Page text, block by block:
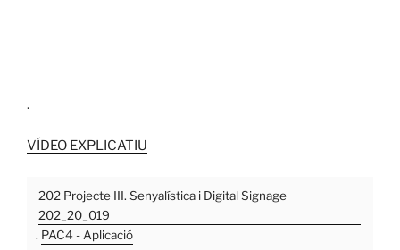
.
VÍDEO EXPLICATIU
202 Projecte III. Senyalística i Digital Signage
202_20_019
. PAC4 - Aplicació